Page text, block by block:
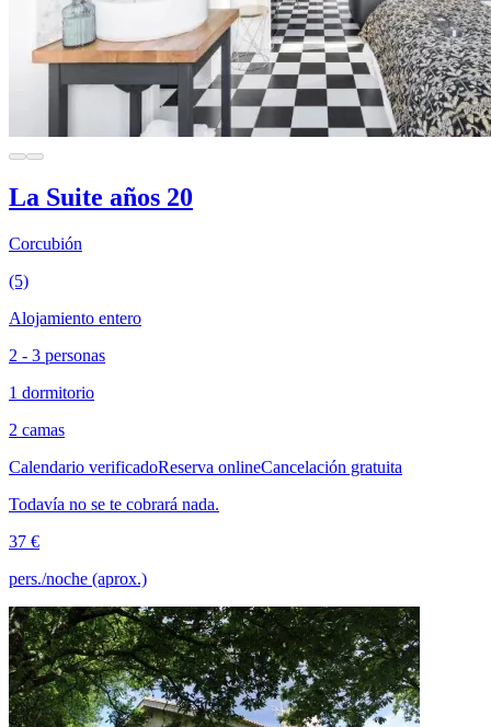
La Suite años 20
Corcubión
(5)
Alojamiento entero
2 - 3 personas
1 dormitorio
2 camas
Calendario verificadoReserva onlineCancelación gratuita
Todavía no se te cobrará nada.
37 €
pers./noche (aprox.)